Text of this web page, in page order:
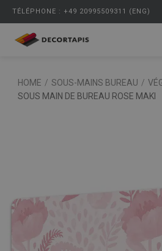
TÉLÉPHONE : +49 20995509311 (ENG)
HOME / SOUS-MAINS BUREAU /
SOUS MAIN DE BUREAU ROSE MAKI